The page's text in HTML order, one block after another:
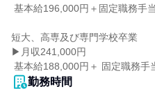
短大、高専及び専門学校卒業
▶月収241,000円
基本給188,000円＋ 固定職務手
勤務時間